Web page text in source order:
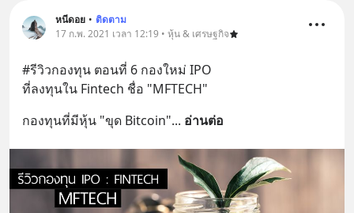
หนีดอย • ติดตาม
17 ก.พ. 2021 เวลา 12:19 • หุ้น & เศรษฐกิจ
#รีวิวกองทุน ตอนที่ 6 กองใหม่ IPO
ที่ลงทุนใน Fintech ชื่อ "MFTECH"
กองทุนที่มีหุ้น "ขุด Bitcoin"... อ่านต่อ